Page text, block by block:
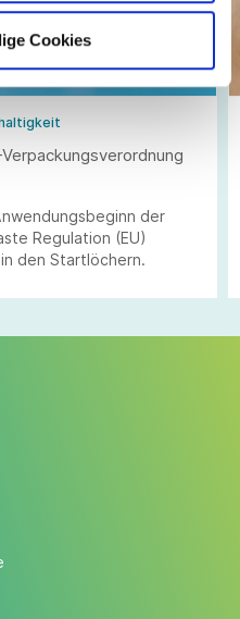
Cookies
der
Regulation (EU)
den Startlöchern.